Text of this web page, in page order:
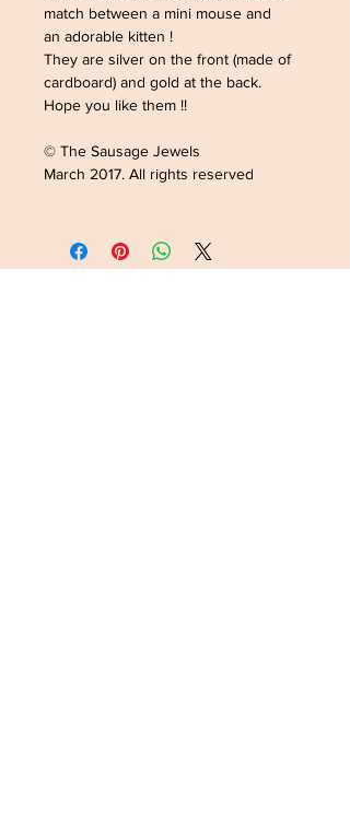
match between a mini mouse and
an adorable kitten !
They are silver on the front (made of
cardboard) and gold at the back.
Hope you like them !!
© The Sausage Jewels
March 2017. All rights reserved